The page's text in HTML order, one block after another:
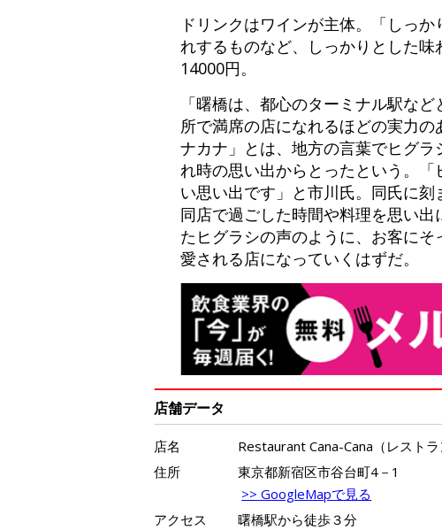
ドリンクはワインが主体。「しっ
れするものなど、しっかりとした
14000円。
「曙橋は、都心のターミナル駅な
所で満席の店になれるほどの実力
ナカナ」とは、地方の言葉でヒグ
れ時の思い出からとったという。
い思い出です」と市川氏。同氏に刻
同店で過ごした時間や料理を思い
たヒグラシの声のように、お客に
愛される店になっていくはずだ。
店舗データ
店名
Restaurant Cana-Cana（レストラ
住所
東京都新宿区市谷台町4－1
>> GoogleMapで見る
アクセス
曙橋駅から徒歩３分